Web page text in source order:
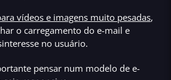
vídeos e imagens muito pesadas,
o carregamento do e-mail e
no usuário.
pensar num modelo de e-